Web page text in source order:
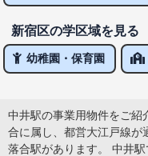
新宿区の学区域を見る
幼稚園・保育園
中井駅の事業用物件をご紹
合に属し、都営大江戸線が
落合駅があります。 中井